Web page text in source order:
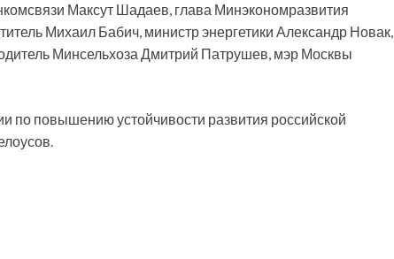
Максут Шадаев, глава Минэкономразвития
Михаил Бабич, министр энергетики Александр Новак,
Минсельхоза Дмитрий Патрушев, мэр Москвы
по повышению устойчивости развития российской